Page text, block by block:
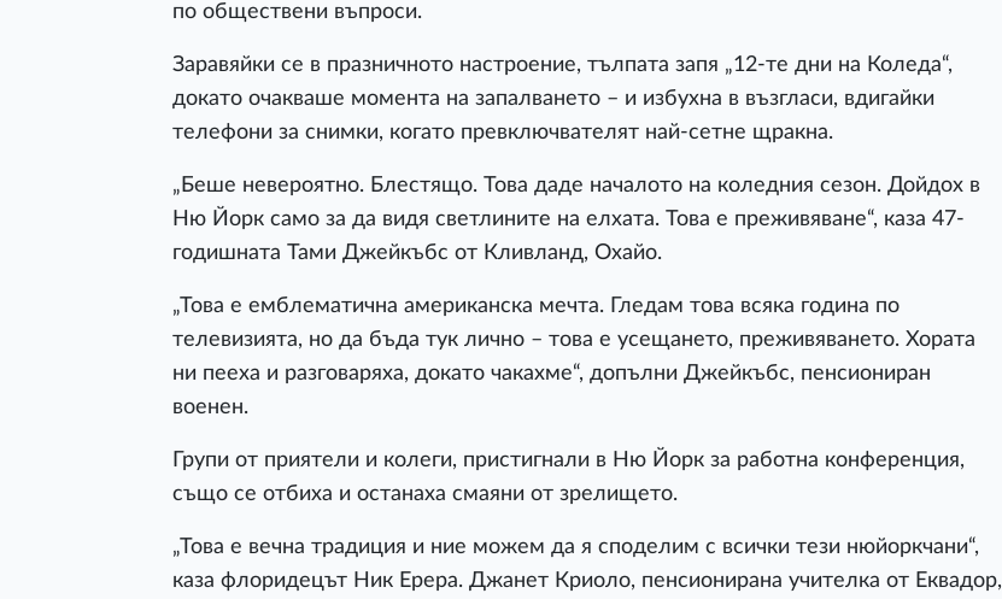
по обществени въпроси.
Заравяйки се в празничното настроение, тълпата запя „12-те дни на Коледа“,
докато очакваше момента на запалването – и избухна в възгласи, вдигайки
телефони за снимки, когато превключвателят най-сетне щракна.
„Беше невероятно. Блестящо. Това даде началото на коледния сезон. Дойдох в
Ню Йорк само за да видя светлините на елхата. Това е преживяване“, каза 47-
годишната Тами Джейкъбс от Кливланд, Охайо.
„Това е емблематична американска мечта. Гледам това всяка година по
телевизията, но да бъда тук лично – това е усещането, преживяването. Хората
ни пееха и разговаряха, докато чакахме“, допълни Джейкъбс, пенсиониран
военен.
Групи от приятели и колеги, пристигнали в Ню Йорк за работна конференция,
също се отбиха и останаха смаяни от зрелището.
„Това е вечна традиция и ние можем да я споделим с всички тези нюйоркчани“,
каза флоридецът Ник Ерера. Джанет Криоло, пенсионирана учителка от Еквадор,